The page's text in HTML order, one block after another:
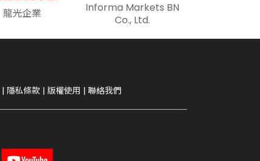
龍光企業
Informa Markets BN
Co., Ltd.
| 隱私條款 | 版權使用 | 聯絡我們